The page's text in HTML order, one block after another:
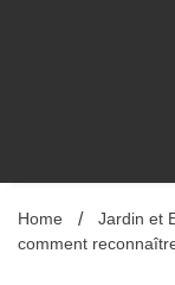
Home
Jardin et
comment